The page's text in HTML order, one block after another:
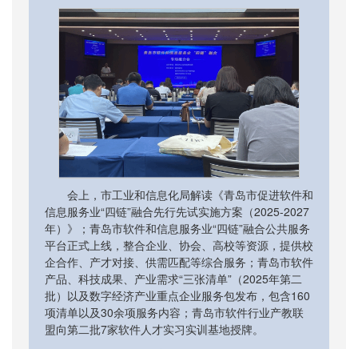
会上，市工业和信息化局解读《青岛市促进软件和
信息服务业“四链”融合先行先试实施方案（2025-2027
年）》；青岛市软件和信息服务业“四链”融合公共服务
平台正式上线，整合企业、协会、高校等资源，提供校
企合作、产才对接、供需匹配等综合服务；青岛市软件
产品、科技成果、产业需求“三张清单”（2025年第二
批）以及数字经济产业重点企业服务包发布，包含160
项清单以及30余项服务内容；青岛市软件行业产教联
盟向第二批7家软件人才实习实训基地授牌。